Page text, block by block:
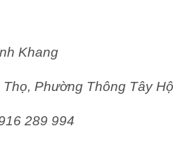
Khang
Phường Thông Tây
289 994